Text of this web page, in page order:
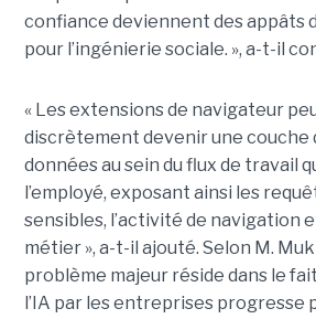
confiance deviennent des appâts
pour l’ingénierie sociale. », a-t-il
« Les extensions de navigateur
discrètement devenir une couche
données au sein du flux de travail
l’employé, exposant ainsi les
sensibles, l’activité de navigation
métier », a-t-il ajouté. Selon M.
problème majeur réside dans le
l’IA par les entreprises progresse